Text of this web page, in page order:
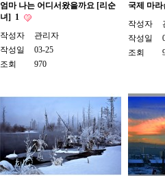
엄마 나는 어디서왔을까요 [리순
녀]
1
작성자
관리자
작성일
03-25
조회
970
국제 마
작성자
작성일
조회